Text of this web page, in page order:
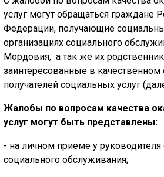
услуг могут обращаться граждане
Федерации, получающие
организациях социального
Мордовия, а так же их
заинтересованные в
получателей социальных услуг
Жалобы по вопросам качества
услуг могут быть представлены:
- на личном приеме у руководителя
социального обслуживания;